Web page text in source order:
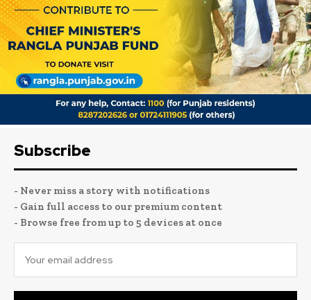
Subscribe
- Never miss a story with notifications
- Gain full access to our premium content
- Browse free from up to 5 devices at once